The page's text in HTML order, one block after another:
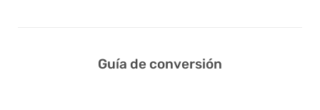
Guía de conversión